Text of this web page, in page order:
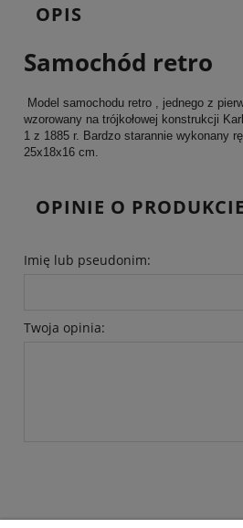
OPIS
Samochód retro
Model samochodu retro , jednego z
wzorowany na trójkołowej konstrukcji
1 z 1885 r. Bardzo starannie wykonany
25x18x16 cm.
OPINIE O
Imię lub pseudonim:
Twoja opinia: